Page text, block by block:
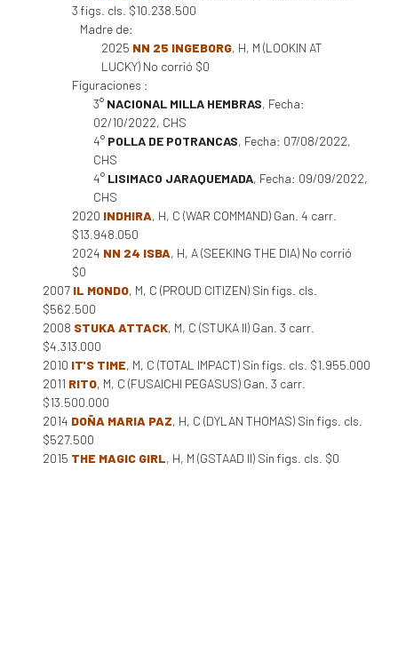
3 figs. cls. $10.238.500
Madre de:
2025 NN 25 INGEBORG, H, M (LOOKIN AT
LUCKY) No corrió $0
Figuraciones :
3° NACIONAL MILLA HEMBRAS, Fecha:
02/10/2022, CHS
4° POLLA DE POTRANCAS, Fecha: 07/08/2022,
CHS
4° LISIMACO JARAQUEMADA, Fecha: 09/09/2022,
CHS
2020 INDHIRA, H, C (WAR COMMAND) Gan. 4 carr.
$13.948.050
2024 NN 24 ISBA, H, A (SEEKING THE DIA) No corrió
$0
2007 IL MONDO, M, C (PROUD CITIZEN) Sin figs. cls.
$562.500
2008 STUKA ATTACK, M, C (STUKA II) Gan. 3 carr.
$4.313.000
2010 IT'S TIME, M, C (TOTAL IMPACT) Sin figs. cls. $1.955.000
2011 RITO, M, C (FUSAICHI PEGASUS) Gan. 3 carr.
$13.500.000
2014 DOÑA MARIA PAZ, H, C (DYLAN THOMAS) Sin figs. cls.
$527.500
2015 THE MAGIC GIRL, H, M (GSTAAD II) Sin figs. cls. $0